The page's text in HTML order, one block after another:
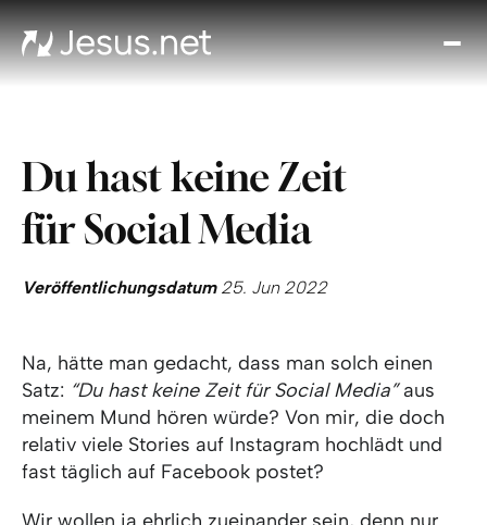
Du hast keine Zeit
für Social Media
Veröffentlichungsdatum25. Jun 2022
Na, hätte man gedacht, dass man solch einen
Satz: “Du hast keine Zeit für Social Media”aus
meinem Mund hören würde? Von mir, die doch
relativ viele Stories auf Instagram hochlädt und
fast täglich auf Facebook postet?